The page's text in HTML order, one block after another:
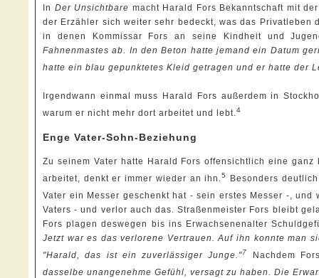
In Der Unsichtbare macht Harald Fors Bekanntschaft mit
der Erzähler sich weiter sehr bedeckt, was das Privatleben
in denen Kommissar Fors an seine Kindheit und
Fahnenmastes ab. In den Beton hatte jemand ein Datum
hatte ein blau gepunktetes Kleid getragen und er hatte der
Irgendwann einmal muss Harald Fors außerdem in
warum er nicht mehr dort arbeitet und lebt.4
Enge Vater-Sohn-Beziehung
Zu seinem Vater hatte Harald Fors offensichtlich eine
arbeitet, denkt er immer wieder an ihn.5
Besonders
Vater ein Messer geschenkt hat - sein erstes Messer -, und
Vaters - und verlor auch das. Straßenmeister Fors bleibt
Fors plagen deswegen bis ins Erwachsenenalter
Jetzt war es das verlorene Vertrauen. Auf ihn konnte man
"Harald, das ist ein zuverlässiger Junge."7
Nachdem
dasselbe unangenehme Gefühl, versagt zu haben. Die